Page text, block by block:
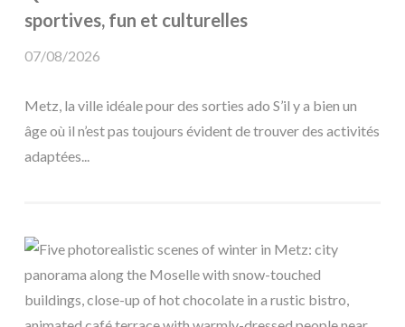
sportives, fun et culturelles
07/08/2026
Metz, la ville idéale pour des sorties ado S’il y a bien un
âge où il n’est pas toujours évident de trouver des activités
adaptées...